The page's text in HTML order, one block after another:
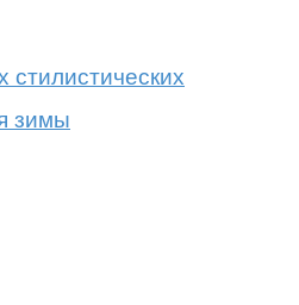
стилистических
зимы